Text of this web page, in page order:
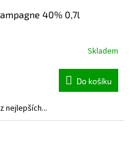
40% 0,7l
Skladem
Do košíku
nejlepších...